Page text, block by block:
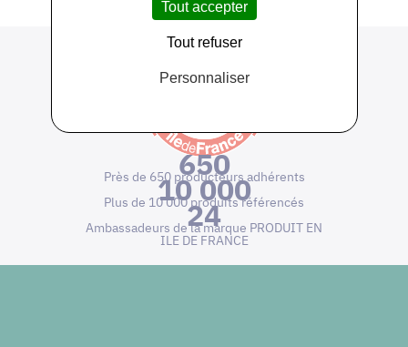
650
Près de 650 producteurs adhérents
10 000
Plus de 10 000 produits référencés
24
Ambassadeurs de la marque PRODUIT EN
ILE DE FRANCE
Tout accepter
Tout refuser
Personnaliser